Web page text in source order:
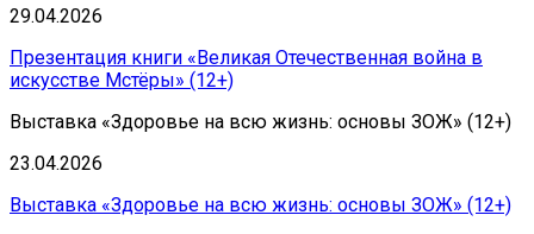
29.04.2026
Презентация книги «Великая Отечественная война в
искусстве Мстёры» (12+)
Выставка «Здоровье на всю жизнь: основы ЗОЖ» (12+)
23.04.2026
Выставка «Здоровье на всю жизнь: основы ЗОЖ» (12+)